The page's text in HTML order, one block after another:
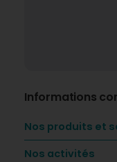
Informations
Nos produits et
Nos activités